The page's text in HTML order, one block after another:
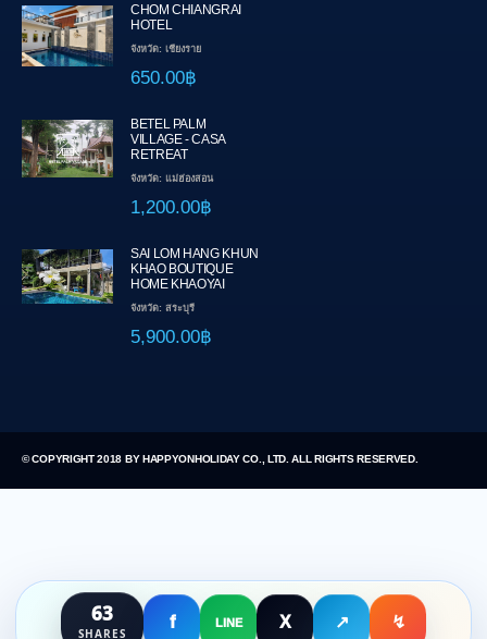
63
SHARES
f LINE X ↗ ↯
CHOM CHIANGRAI
HOTEL
จังหวัด: เชียงราย
650.00฿
BETEL PALM
VILLAGE - CASA
RETREAT
จังหวัด: แม่ฮ่องสอน
1,200.00฿
SAI LOM HANG KHUN
KHAO BOUTIQUE
HOME KHAOYAI
จังหวัด: สระบุรี
5,900.00฿
© COPYRIGHT 2018 BY HAPPYONHOLIDAY CO., LTD. ALL RIGHTS RESERVED.